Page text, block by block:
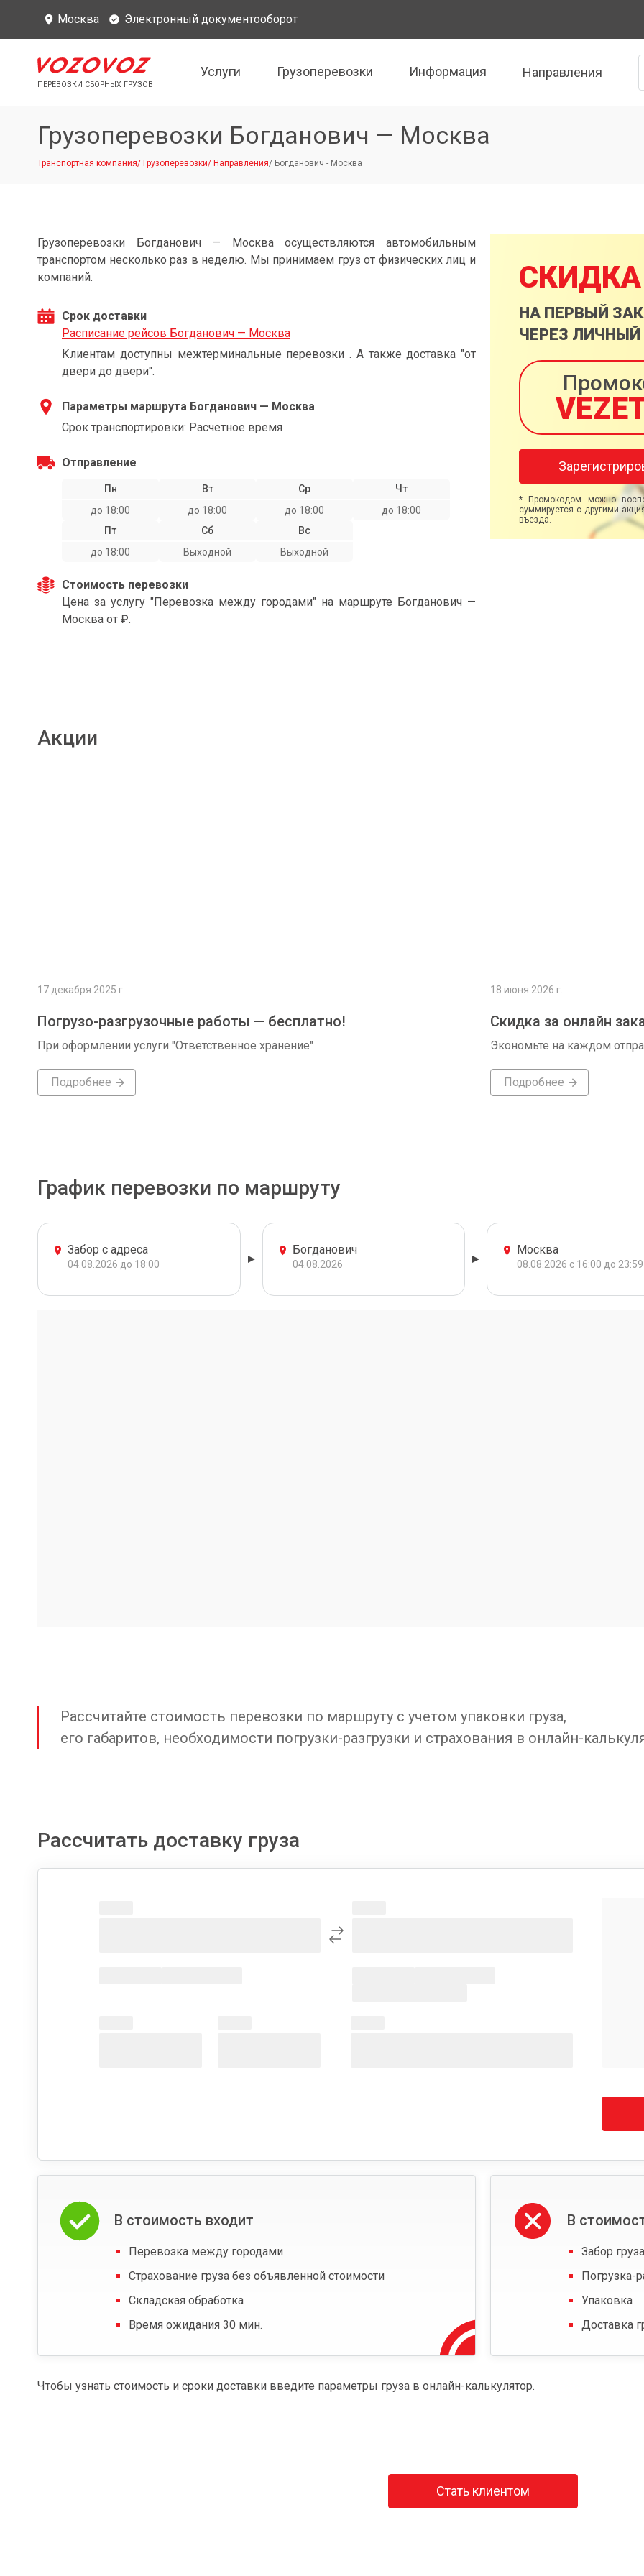
Москва Электронный документооборот
ПЕРЕВОЗКИ СБОРНЫХ ГРУЗОВ
Услуги Грузоперевозки Информация Направления
Грузоперевозки Богданович — Москва
Транспортная компания/ Грузоперевозки/ Направления/ Богданович - Москва
Грузоперевозки Богданович — Москва осуществляются автомобильным
транспортом несколько раз в неделю. Мы принимаем груз от физических лиц и
компаний.
Срок доставки
Расписание рейсов Богданович — Москва
Клиентам доступны межтерминальные перевозки . А также доставка "от
двери до двери".
Параметры маршрута Богданович — Москва
Срок транспортировки: Расчетное время
Отправление
Пн
до 18:00
Вт
до 18:00
Ср
до 18:00
Чт
до 18:00
Пт
до 18:00
Сб
Выходной
Вс
Выходной
Стоимость перевозки
Цена за услугу "Перевозка между городами" на маршруте Богданович —
Москва от ₽.
СКИДКА
НА ПЕРВЫЙ
ЧЕРЕЗ ЛИЧНЫЙ
* Промокодом можно
суммируется с другими
въезда.
Акции
17 декабря 2025 г.
Погрузо-разгрузочные работы — бесплатно!
При оформлении услуги "Ответственное хранение"
Подробнее
18 июня 2026 г.
Скидка за онлайн
Экономьте на каждом
Подробнее
График перевозки по маршруту
Забор с адреса
04.08.2026 до 18:00
Богданович
04.08.2026
Москва
08.08.2026 с 16:00 до 23:59
Рассчитайте стоимость перевозки по маршруту с учетом упаковки груза,
его габаритов, необходимости погрузки-разгрузки и страхования в онлайн-
Рассчитать доставку груза
В стоимость входит
Перевозка между городами
Страхование груза без объявленной стоимости
Складская обработка
Время ожидания 30 мин.
В
Забор
Погрузка-
Упаковка
Доставка
Чтобы узнать стоимость и сроки доставки введите параметры груза в онлайн-калькулятор.
Стать клиентом